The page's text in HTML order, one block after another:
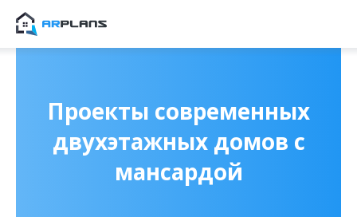
Проекты современных
двухэтажных домов с
мансардой